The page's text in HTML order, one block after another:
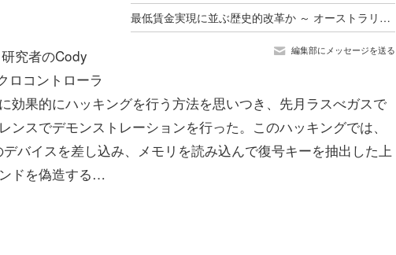
最低賃金実現に並ぶ歴史的改革か ～ オーストラリア首相が AI 企業に消費する以上の発電とコンテンツ盗用停止を突きつける
編集部にメッセージを送る
究者のCody
ロコントローラ
効果的にハッキングを行う方法を思いつき、先月ラスべガスで
スでデモンストレーションを行った。このハッキングでは、
バイスを差し込み、メモリを読み込んで復号キーを抽出した上
ドを偽造する…